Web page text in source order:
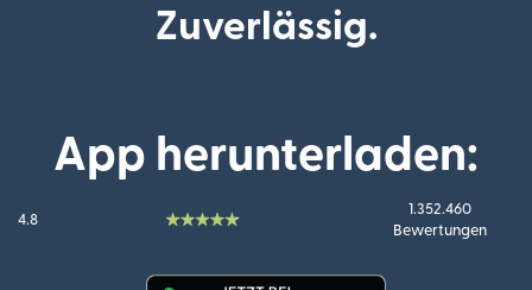
Zuverlässig.
App herunterladen:
4.8
1.352.460
Bewertungen